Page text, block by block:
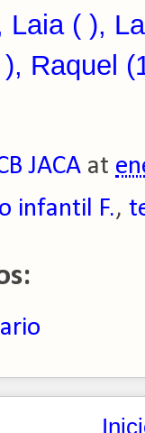
Laia ( ),
Raquel
JACA at
infantil F.,